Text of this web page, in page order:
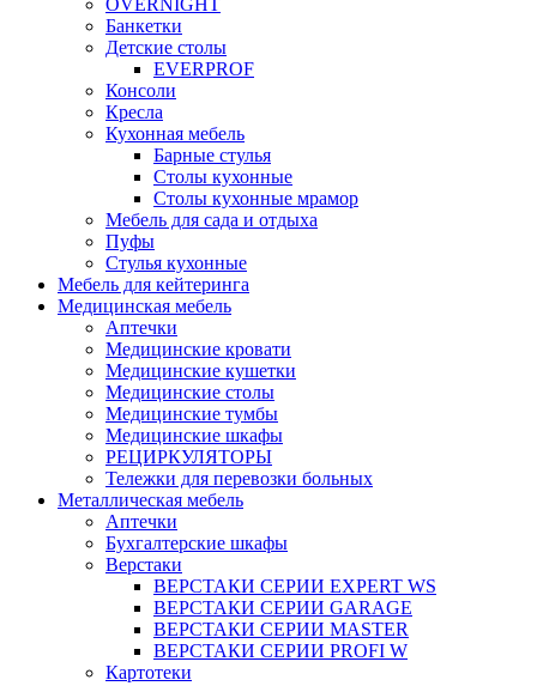
OVERNIGHT
Банкетки
Детские столы
EVERPROF
Консоли
Кресла
Кухонная мебель
Барные стулья
Столы кухонные
Столы кухонные мрамор
Мебель для сада и отдыха
Пуфы
Стулья кухонные
Мебель для кейтеринга
Медицинская мебель
Аптечки
Медицинские кровати
Медицинские кушетки
Медицинские столы
Медицинские тумбы
Медицинские шкафы
РЕЦИРКУЛЯТОРЫ
Тележки для перевозки больных
Металлическая мебель
Аптечки
Бухгалтерские шкафы
Верстаки
ВЕРСТАКИ СЕРИИ EXPERT WS
ВЕРСТАКИ СЕРИИ GARAGE
ВЕРСТАКИ СЕРИИ MASTER
ВЕРСТАКИ СЕРИИ PROFI W
Картотеки